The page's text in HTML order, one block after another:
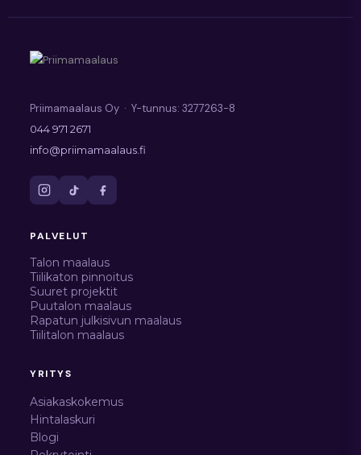
Priimamaalaus Oy · Y-tunnus: 3277263-8
044 971 2671
info@priimamaalaus.fi
PALVELUT
Talon maalaus
Tiilikaton pinnoitus
Suuret projektit
Puutalon maalaus
Rapatun julkisivun maalaus
Tiilitalon maalaus
YRITYS
Asiakaskokemus
Hintalaskuri
Blogi